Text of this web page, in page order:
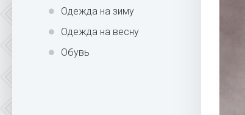
Одежда на зиму
Одежда на весну
Обувь